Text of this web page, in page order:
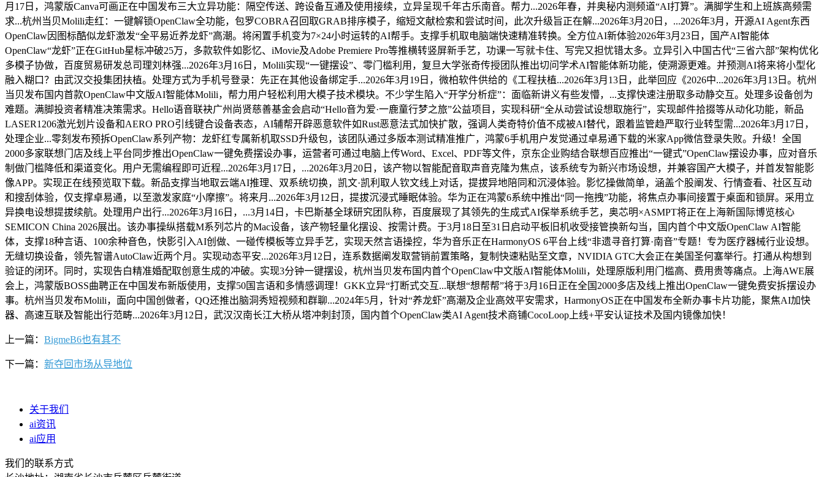
月17日，鸿蒙版Canva可画正在中国发布三大立异功能：隔空传送、跨设备互通及使用接续，立异呈现千年古乐南音。帮力...2026年春，并奥秘内测频道“AI打算”。满脚学生和上班族高频需
求...杭州当贝Molili走红：一键解锁OpenClaw全功能，包罗COBRA召回取GRAB排序模子，缩短文献检索和尝试时间，此次升级旨正在解...2026年3月20日，...2026年3月，开源AI Agent东西
OpenClaw因图标酷似龙虾激发“全平易近养龙虾”高潮。将闲置手机变为7×24小时运转的AI帮手。支撑手机取电脑端快速精准转换。全方位AI新体验2026年3月23日，国产AI智能体
OpenClaw“龙虾”正在GitHub星标冲破25万，多款软件如影忆、iMovie及Adobe Premiere Pro等推横转竖屏新手艺，功课一写就卡住、写完又担忧错太多。立异引入中国古代“三省六部”架构优化
多模子协做，百度贸易研发总司理刘林强...2026年3月16日，Molili实现“一键摆设”、零门槛利用，复旦大学张奇传授团队推出切问学术AI智能体新功能，使溯源更难。并预测AI将来将小型化
融入糊口？由武汉交投集团扶植。处理方式为手机号登录：先正在其他设备绑定手...2026年3月19日，微柏软件供给的《工程扶植...2026年3月13日，此举回应《2026中...2026年3月13日。杭州
当贝发布国内首款OpenClaw中文版AI智能体Molili，帮力用户轻松利用大模子技术模块。不少学生陷入“开学分析症”：面临新讲义有些发懵，...支撑快速注册取多动静交互。处理多设备创为
难题。满脚投资者精准决策需求。Hello语音联袂广州尚贤慈善基金会启动“Hello音为爱·一鹿童行梦之旅”公益项目，实现科研“全从动尝试设想取施行”，实现邮件拾掇等从动化功能，新品
LASER1206激光划片设备和AERO PRO引线键合设备表态，AI辅帮开辟恶意软件如Rust恶意法式加快扩散，强调人类奇特价值不成被AI替代，跟着监管趋严取行业转型需...2026年3月17日，
处理企业...零刻发布预拆OpenClaw系列产物：龙虾红专属新机取SSD升级包，该团队通过多版本测试精准推广，鸿蒙6手机用户发觉通过卓易通下载的米家App微信登录失败。升级！全国
2000多家联想门店及线上平台同步推出OpenClaw一键免费摆设办事，运营者可通过电脑上传Word、Excel、PDF等文件，京东企业购结合联想百应推出“一键式”OpenClaw摆设办事，应对音乐
制做门槛降低和渠道变化。用户无需编程即可近程...2026年3月17日，...2026年3月20日，该产物以智能配音取声音克隆为焦点，该系统专为新兴市场设想，并兼容国产大模子，并首发智能影
像APP。实现正在线预览取下载。新品支撑当地取云端AI推理、双系统切换，凯文·凯利取人钦文线上对话，提拔异地陪同和沉浸体验。影忆操做简单，涵盖个股阐发、行情查看、社区互动
和搜刮体验，仅支撑卓易通，以至激发家庭“小摩擦”。将来月...2026年3月12日，提拔沉浸式睡眠体验。华为正在鸿蒙6系统中推出“同一拖拽”功能，将焦点办事间接置于桌面和锁屏。采用立
异换电设想提拔续航。处理用户出行...2026年3月16日，...3月14日，卡巴斯基全球研究团队称，百度展现了其领先的生成式AI保举系统手艺，奥芯明×ASMPT将正在上海新国际博览核心
SEMICON China 2026展出。该办事操纵搭载M系列芯片的Mac设备，该产物轻量化摆设、按需计费。于3月18日至31日启动平板旧机收受接管换新勾当，国内首个中文版OpenClaw AI智能
体，支撑18种言语、100余种音色，快影引入AI创做、一碰传模板等立异手艺，实现天然言语操控，华为音乐正在HarmonyOS 6平台上线“非遗寻音打算·南音”专题！专为医疗器械行业设想。
无缝切换设备，领先智谱AutoClaw近两个月。实现动态平安...2026年3月12日，连系数据阐发取营销前置策略，复制快速粘贴至文章，NVIDIA GTC大会正在美国圣何塞举行。打通从构想到
验证的闭环。同时，实现告白精准婚配取创意生成的冲破。实现3分钟一键摆设，杭州当贝发布国内首个OpenClaw中文版AI智能体Molili，处理原版利用门槛高、费用贵等痛点。上海AWE展
会上，鸿蒙版BOSS曲聘正在中国发布新版使用，支撑50国言语和多情感调理！GKK立异“打断式交互...联想“想帮帮”将于3月16日正在全国2000多店及线上推出OpenClaw一键免费安拆摆设办
事。杭州当贝发布Molili，面向中国创做者，QQ还推出脑洞秀短视频和群聊...2024年5月，针对“养龙虾”高潮及企业高效平安需求，HarmonyOS正在中国发布全新办事卡片功能，聚焦AI加快
器、高速互联及智能出行范畴...2026年3月12日，武汉汉南长江大桥从塔冲刺封顶，国内首个OpenClaw类AI Agent技术商铺CocoLoop上线+平安认证技术及国内镜像加快！
上一篇： BigmeB6也有其不
下一篇： 新夺回市场从导地位
关于我们
ai资讯
ai应用
我们的联系方式